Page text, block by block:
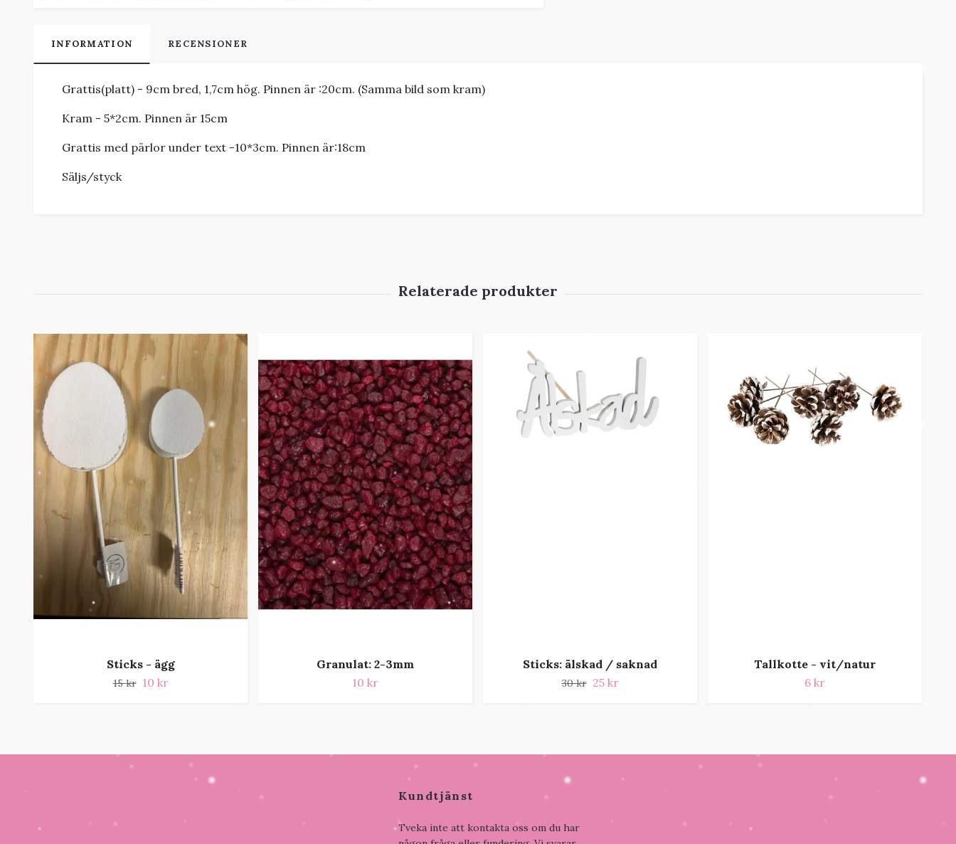
INFORMATION RECENSIONER
Grattis(platt) - 9cm bred, 1,7cm hög. Pinnen är :20cm. (Samma bild som kram)
Kram - 5*2cm. Pinnen är 15cm
Grattis med pärlor under text -10*3cm. Pinnen är:18cm
Säljs/styck
Sticks - ägg
15 kr 10 kr
Granulat: 2-3mm
10 kr
Sticks: älskad / saknad
30 kr 25 kr
Tallkotte - vit/natur
6 kr
Kundtjänst
Tveka inte att kontakta oss om du har